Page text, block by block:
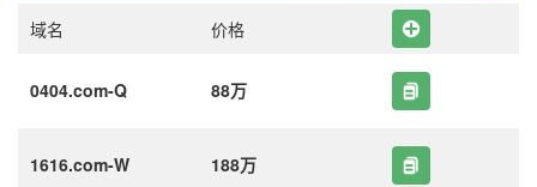
域名 价格
0404.com-Q 88万
1616.com-W 188万